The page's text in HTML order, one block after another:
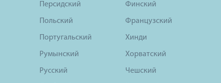
Персидский
Польский
Португальский
Румынский
Русский
Финский
Французский
Хинди
Хорватский
Чешский